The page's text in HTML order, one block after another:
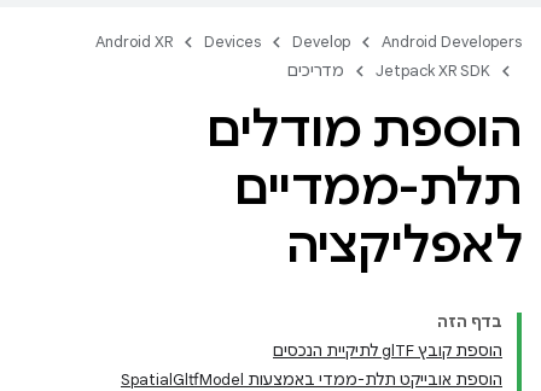
Android Developers
Develop
Devices
Android XR
Jetpack XR SDK
מדריכים
הוספת מודלים
תלת-ממדיים
לאפליקציה
בדף הזה
הוספת קובץ glTF לתיקיית הנכסים
הוספת אובייקט תלת-ממדי באמצעות SpatialGltfModel